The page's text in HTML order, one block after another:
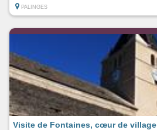
PALINGES
Visite de Fontaines, cœur de village